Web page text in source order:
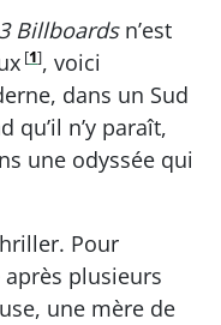
3 Billboardsn’est
[1], voici
dans un Sud
n’y paraît,
une odyssée qui
Pour
après plusieurs
une mère de